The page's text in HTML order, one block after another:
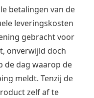
betalingen van de
leveringskosten
gebracht voor
onverwijld doch
de dag waarop de
meldt. Tenzij de
zelf af te